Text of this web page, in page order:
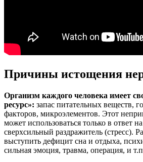
Причины истощения
Организм каждого человека имеет
ресурс»: запас питательных веществ,
факторов, микроэлементов. Этот
может использоваться только в ответ
сверхсильный раздражитель (стресс).
выступить дефицит сна и отдыха,
сильная эмоция, травма, операция, и